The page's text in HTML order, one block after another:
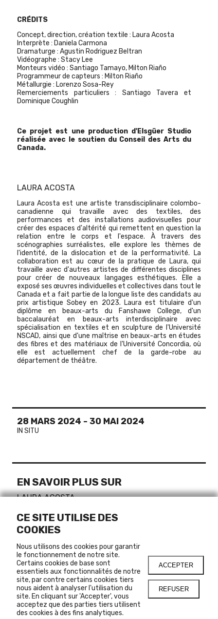
CRÉDITS
Concept, direction, création textile : Laura Acosta
Interprète : Daniela Carmona
Dramaturge : Agustin Rodriguez Beltran
Vidéographe : Stacy Lee
Monteurs vidéo : Santiago Tamayo, Milton Riaño
Programmeur de capteurs : Milton Riaño
Métallurgie : Lorenzo Sosa-Rey
Remerciements particuliers : Santiago Tavera et
Dominique Coughlin
Ce projet est une production d'Elsgüer Studio
réalisée avec le soutien du Conseil des Arts du
Canada.
LAURA ACOSTA
Laura Acosta est une artiste transdisciplinaire colombo-
canadienne qui travaille avec des textiles, des
performances et des installations audiovisuelles pour
créer des espaces d'altérité qui remettent en question la
relation entre le corps et l'espace. À travers des
scénographies surréalistes, elle explore les thèmes de
l'identité, de la dislocation et de la performativité. La
collaboration est au cœur de la pratique de Laura, qui
travaille avec d'autres artistes de différentes disciplines
pour créer de nouveaux langages esthétiques. Elle a
exposé ses œuvres individuelles et collectives dans tout le
Canada et a fait partie de la longue liste des candidats au
prix artistique Sobey en 2023. Laura est titulaire d'un
diplôme en beaux-arts du Fanshawe College, d'un
baccalauréat en beaux-arts interdisciplinaire avec
spécialisation en textiles et en sculpture de l'Université
NSCAD, ainsi que d'une maîtrise en beaux-arts en études
des fibres et des matériaux de l'Université Concordia, où
elle est actuellement chef de la garde-robe au
département de théâtre.
28 MARS 2024 - 30 MAI 2024
IN SITU
EN SAVOIR PLUS SUR
LAURA ACOSTA
BOGOTA, COLOMBIE
LIENS
SITE WEB DE L'ARTISTE
SUGGESTIONS
CE SITE UTILISE DES
COOKIES
Nous utilisons des cookies pour garantir
le fonctionnement de notre site.
Certains cookies de base sont
essentiels aux fonctionnalités de notre
site, par contre certains cookies tiers
nous aident à analyser l'utilisation du
site. En cliquant sur 'Accepter', vous
acceptez que des parties tiers utilisent
des cookies à des fins analytiques.
ACCEPTER
REFUSER